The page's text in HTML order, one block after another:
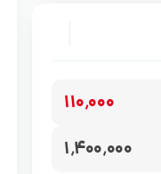
و درخت لوازم ضروری و جانبی
۱۱۰٬۰۰۰
۱٬۴۰۰٬۰۰۰